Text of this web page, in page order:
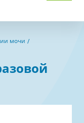
мочи